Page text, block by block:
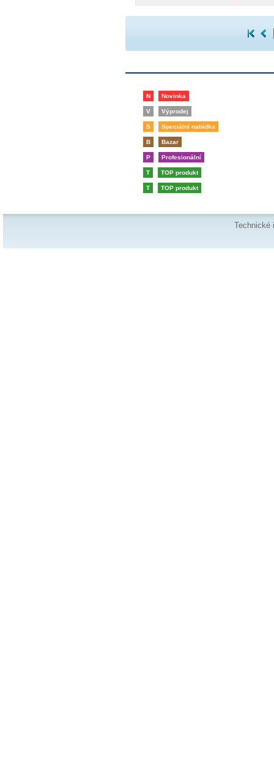
N Novinka
V Výprodej
S Speciální nabídka
B Bazar
P Profesionální
T TOP produkt
T TOP produkt